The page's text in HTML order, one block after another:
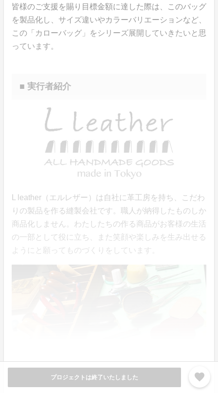
プロジェクトは終了いたしました favorite
皆様のご支援を賜り目標金額に達した際は、このバッグ
を製品化し、サイズ違いやカラーバリエーションなど、
この「カローバッグ」をシリーズ展開していきたいと思
っています。
■ 実行者紹介
L leather（エルレザー）は自社に革工房を持ち、こだわ
りの製品を作る縫製会社です。職人が納得したものしか
商品化しません。わたしたちの作る商品がお客様の生活
の一部として役に立ち、また笑顔や楽しみを生み出せる
ようにと願ってものづくりをしています。